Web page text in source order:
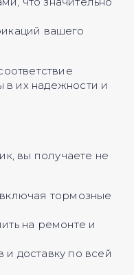
вашего
их надежности и
вы получаете не
тормозные
на ремонте и
доставку по всей